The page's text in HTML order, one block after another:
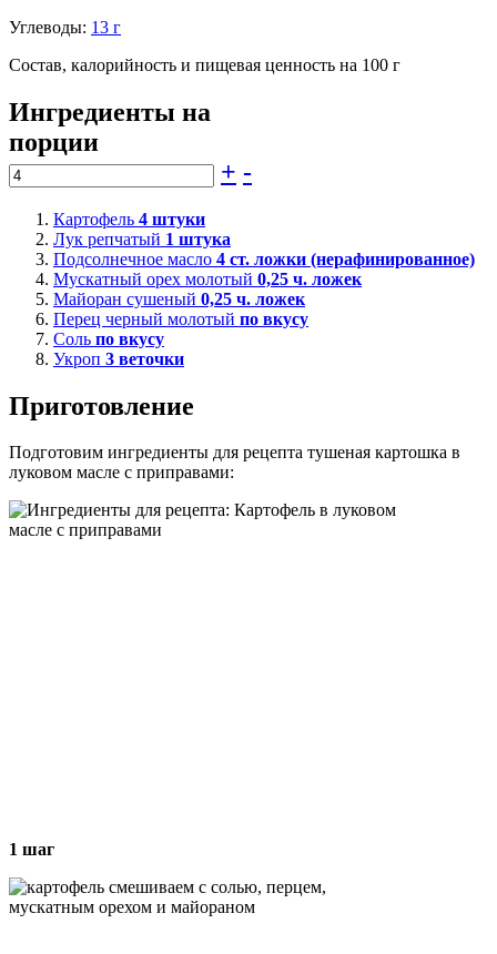
Углеводы: 13 г
Состав, калорийность и пищевая ценность на 100 г
Ингредиенты на
порции
+ -
Картофель 4 штуки
Лук репчатый 1 штука
Подсолнечное масло 4 ст. ложки (нерафинированное)
Мускатный орех молотый 0,25 ч. ложек
Майоран сушеный 0,25 ч. ложек
Перец черный молотый по вкусу
Соль по вкусу
Укроп 3 веточки
Приготовление
Подготовим ингредиенты для рецепта тушеная картошка в
луковом масле с приправами:
1 шаг